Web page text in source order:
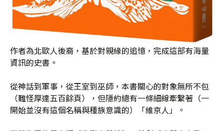
作者為北歐人後裔，基於對親緣的追憶，完成這部有海量
資訊的史書。
從神話到軍事，從王室到巫師，本書關心的對象無所不包
（難怪厚達五百餘頁），但隱約總有一條細線牽繫著（一
開始並沒有這個名稱與種族意識的）「維京人」。